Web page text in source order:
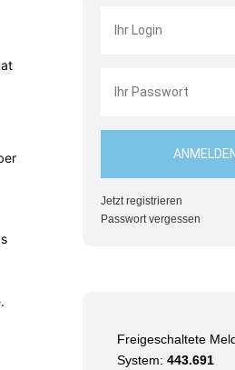
Jetzt registrieren
Passwort vergessen
Freigeschaltete
System: 443.691